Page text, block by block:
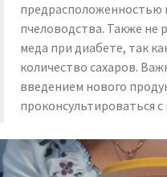
предрасположенностью
пчеловодства. Также не
меда при диабете, так
количество сахаров.
введением нового
проконсультироваться с